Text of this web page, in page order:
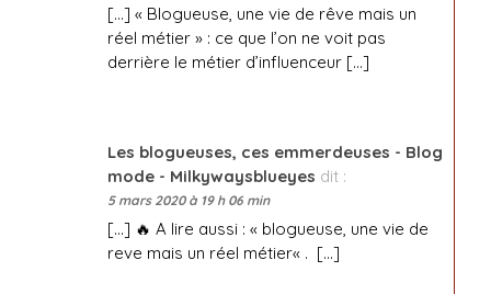
[…] « Blogueuse, une vie de rêve mais un
réel métier » : ce que l’on ne voit pas
derrière le métier d’influenceur […]
Les blogueuses, ces emmerdeuses - Blog
mode - Milkywaysblueyes dit :
5 mars 2020 à 19 h 06 min
[…] 🔥 A lire aussi : « blogueuse, une vie de
reve mais un réel métier« . […]